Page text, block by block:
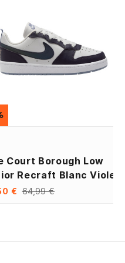
Court Borough Low
Recraft Blanc Violet
€ 64,99 €